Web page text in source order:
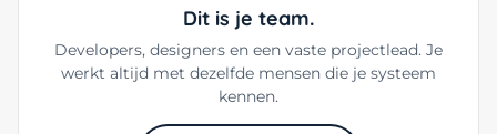
Dit is je team.
Developers, designers en een vaste projectlead. Je
werkt altijd met dezelfde mensen die je systeem
kennen.